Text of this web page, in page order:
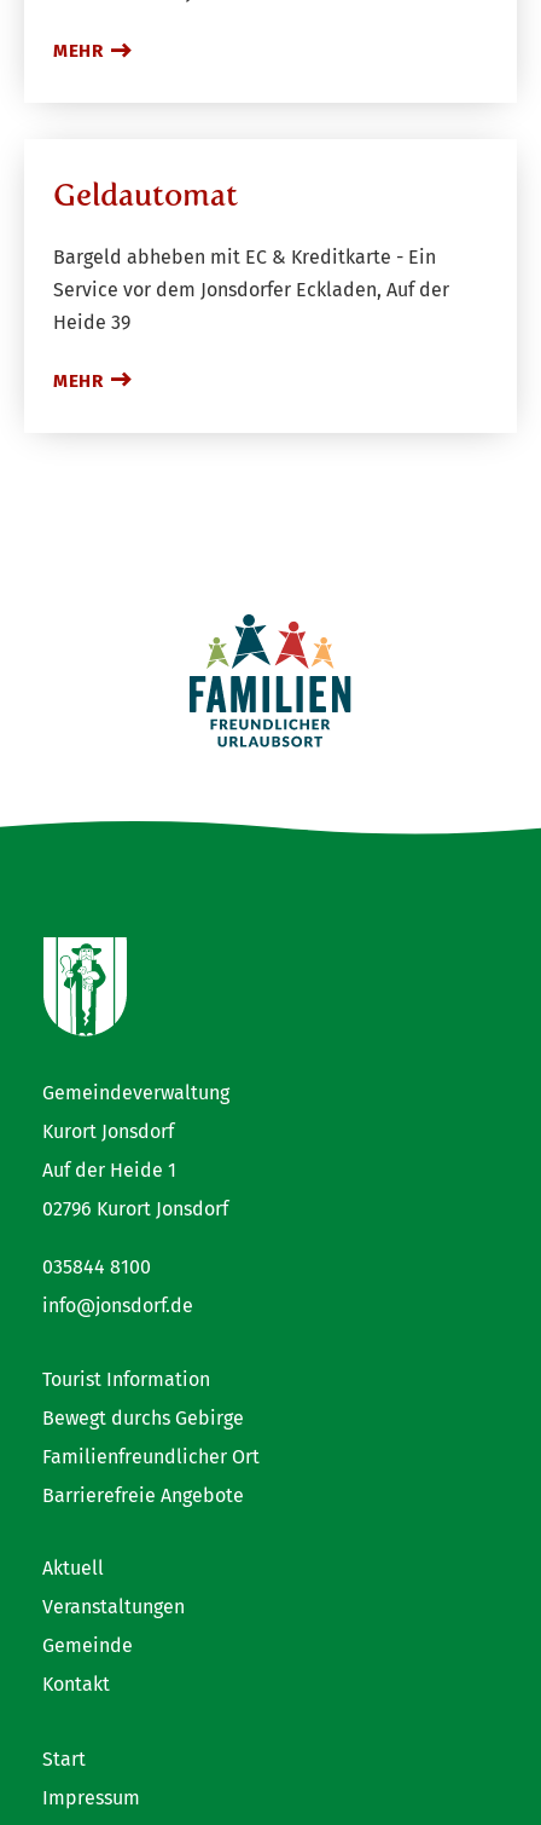
MEHR
Geldautomat
Bargeld abheben mit EC & Kreditkarte - Ein
Service vor dem Jonsdorfer Eckladen, Auf der
Heide 39
MEHR
Gemeindeverwaltung
Kurort Jonsdorf
Auf der Heide 1
02796 Kurort Jonsdorf
035844 8100
info@jonsdorf.de
Tourist Information
Bewegt durchs Gebirge
Familienfreundlicher Ort
Barrierefreie Angebote
Aktuell
Veranstaltungen
Gemeinde
Kontakt
Start
Impressum